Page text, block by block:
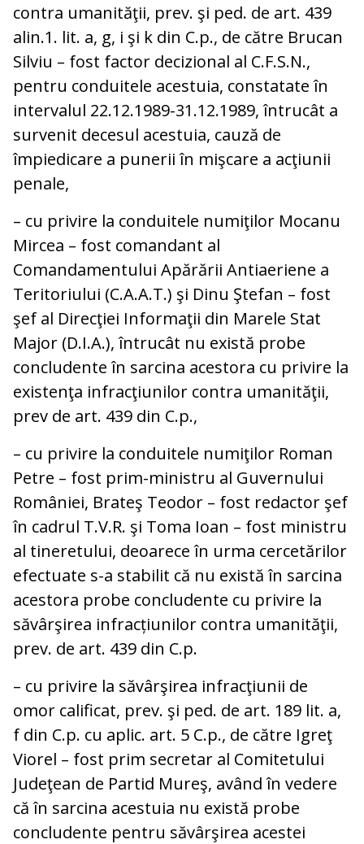
contra umanităţii, prev. şi ped. de art. 439
alin.1. lit. a, g, i şi k din C.p., de către Brucan
Silviu – fost factor decizional al C.F.S.N.,
pentru conduitele acestuia, constatate în
intervalul 22.12.1989-31.12.1989, întrucât a
survenit decesul acestuia, cauză de
împiedicare a punerii în mişcare a acţiunii
penale,
– cu privire la conduitele numiţilor Mocanu
Mircea – fost comandant al
Comandamentului Apărării Antiaeriene a
Teritoriului (C.A.A.T.) şi Dinu Ştefan – fost
şef al Direcţiei Informaţii din Marele Stat
Major (D.I.A.), întrucât nu există probe
concludente în sarcina acestora cu privire la
existenţa infracţiunilor contra umanităţii,
prev de art. 439 din C.p.,
– cu privire la conduitele numiţilor Roman
Petre – fost prim-ministru al Guvernului
României, Brateş Teodor – fost redactor şef
în cadrul T.V.R. şi Toma Ioan – fost ministru
al tineretului, deoarece în urma cercetărilor
efectuate s-a stabilit că nu există în sarcina
acestora probe concludente cu privire la
săvârşirea infracțiunilor contra umanităţii,
prev. de art. 439 din C.p.
– cu privire la săvârşirea infracţiunii de
omor calificat, prev. şi ped. de art. 189 lit. a,
f din C.p. cu aplic. art. 5 C.p., de către Igreţ
Viorel – fost prim secretar al Comitetului
Judeţean de Partid Mureş, având în vedere
că în sarcina acestuia nu există probe
concludente pentru săvârşirea acestei